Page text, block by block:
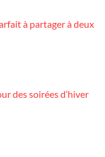
à partager à deux
des soirées d’hiver